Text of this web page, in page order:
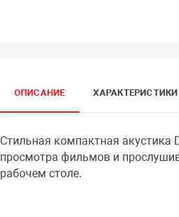
ОПИСАНИЕ ХАРАКТЕРИСТИКИ
Стильная компактная акустика
просмотра фильмов и
рабочем столе.